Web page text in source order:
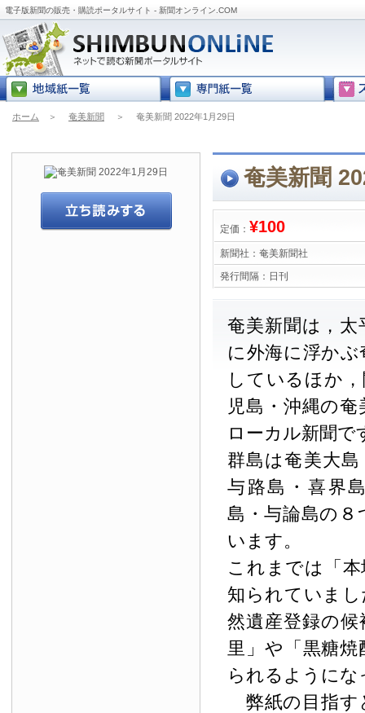
電子版新聞の販売・購読ポータルサイト - 新聞オンライン.COM
ホーム ＞ 奄美新聞 ＞ 奄美新聞 2022年1月29日
奄美新聞
定価： ¥100
新聞社： 奄美新聞社
発行間隔： 日刊
奄美新聞は，
に外海に浮か
しているほか
児島・沖縄の
ローカル新聞で
群島は奄美大
与路島・喜界
島・与論島の
います。
これまでは「
知られていま
然遺産登録の
里」や「黒糖
られるように
弊紙の目指す